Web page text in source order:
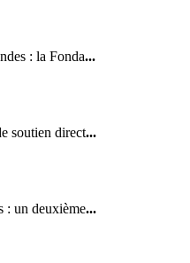
: la Fonda...
soutien direct...
: un deuxième...